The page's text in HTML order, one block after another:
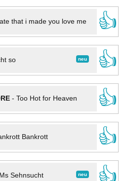
that i made you love me
👍
neu
so
👍
- Too Hot for Heaven
👍
Bankrott
👍
neu
Ms Sehnsucht
👍